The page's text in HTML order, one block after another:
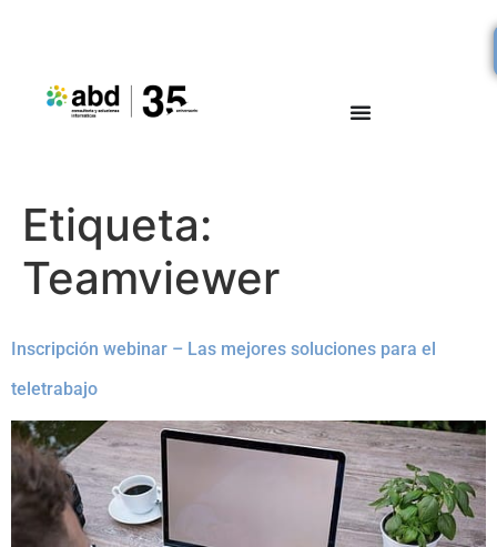
Etiqueta:
Teamviewer
Inscripción webinar – Las mejores soluciones para el
teletrabajo